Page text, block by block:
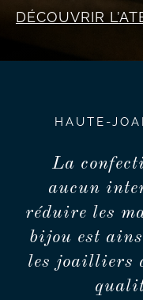
DÉCOUVRIR
HAUTE-
La
aucun
réduire les
bijou est
les joailliers